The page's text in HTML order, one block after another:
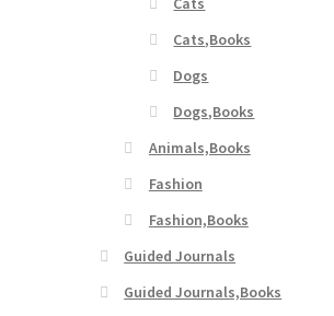
Cats,Books
Dogs
Dogs,Books
Animals,Books
Fashion
Fashion,Books
Guided Journals
Guided Journals,Books